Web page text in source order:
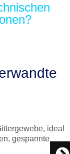
ideal
gespannte